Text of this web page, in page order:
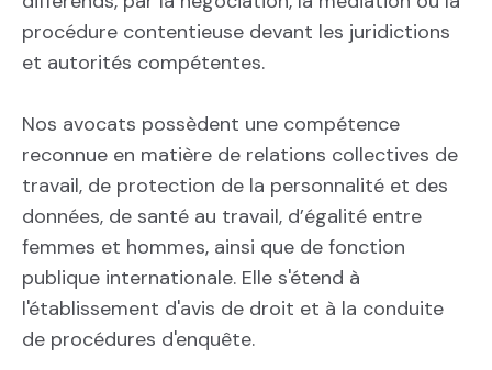
procédure contentieuse devant les juridictions
et autorités compétentes.
Nos avocats possèdent une compétence
reconnue en matière de relations collectives de
travail, de protection de la personnalité et des
données, de santé au travail, d’égalité entre
femmes et hommes, ainsi que de fonction
publique internationale. Elle s'étend à
l'établissement d'avis de droit et à la conduite
de procédures d'enquête.